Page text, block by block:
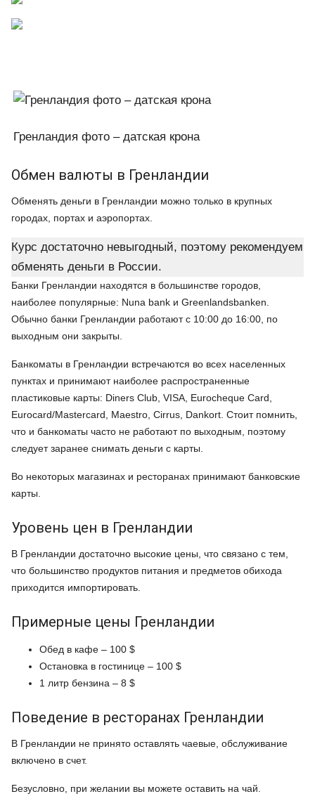
Гренландия фото – датская крона
Обмен валюты в Гренландии
Обменять деньги в Гренландии можно только в крупных
городах, портах и аэропортах.
Курс достаточно невыгодный, поэтому рекомендуем
обменять деньги в России.
Банки Гренландии находятся в большинстве городов,
наиболее популярные: Nuna bank и Greenlandsbanken.
Обычно банки Гренландии работают с 10:00 до 16:00, по
выходным они закрыты.
Банкоматы в Гренландии встречаются во всех населенных
пунктах и принимают наиболее распространенные
пластиковые карты: Diners Club, VISA, Eurocheque Card,
Eurocard/Mastercard, Maestro, Cirrus, Dankort. Стоит помнить,
что и банкоматы часто не работают по выходным, поэтому
следует заранее снимать деньги с карты.
Во некоторых магазинах и ресторанах принимают банковские
карты.
Уровень цен в Гренландии
В Гренландии достаточно высокие цены, что связано с тем,
что большинство продуктов питания и предметов обихода
приходится импортировать.
Примерные цены Гренландии
Обед в кафе – 100 $
Остановка в гостинице – 100 $
1 литр бензина – 8 $
Поведение в ресторанах Гренландии
В Гренландии не принято оставлять чаевые, обслуживание
включено в счет.
Безусловно, при желании вы можете оставить на чай.